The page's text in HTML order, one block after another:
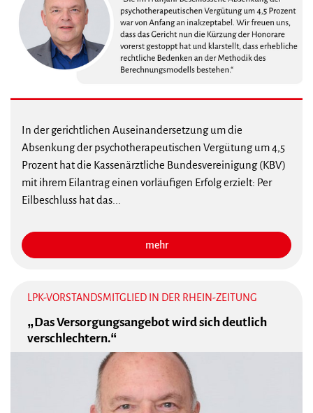
In der gerichtlichen Auseinandersetzung um die
Absenkung der psychotherapeutischen Vergütung um 4,5
Prozent hat die Kassenärztliche Bundesvereinigung (KBV)
mit ihrem Eilantrag einen vorläufigen Erfolg erzielt: Per
Eilbeschluss hat das...
mehr
LPK-VORSTANDSMITGLIED IN DER RHEIN-ZEITUNG
„Das Versorgungsangebot wird sich deutlich
verschlechtern.“